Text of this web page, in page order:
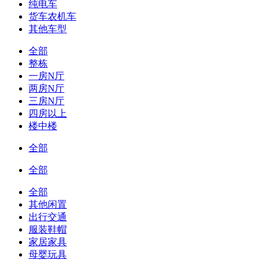
纯电车
货车农机车
其他车型
全部
整栋
一房N厅
两房N厅
三房N厅
四房以上
楼中楼
全部
全部
全部
其他闲置
出行交通
服装鞋帽
家居家具
母婴玩具